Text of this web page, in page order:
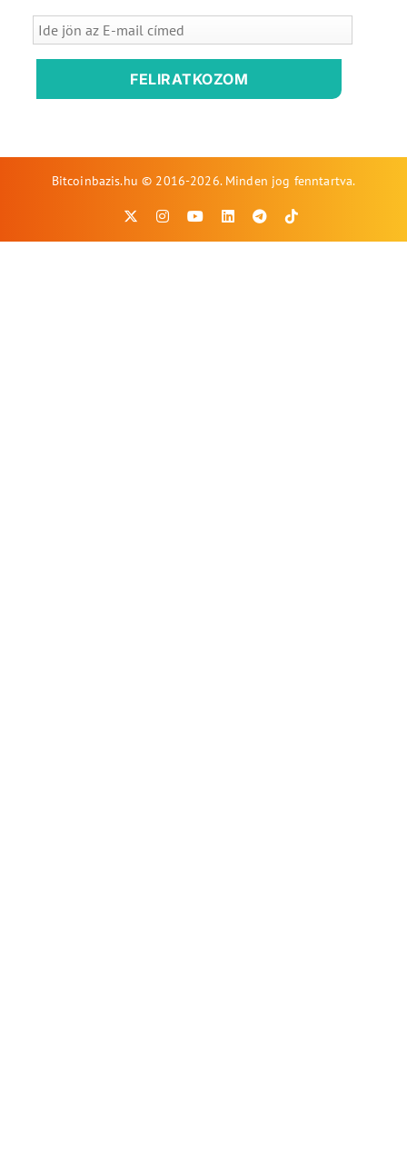
FELIRATKOZOM
Bitcoinbazis.hu © 2016-2026. Minden jog fenntartva.